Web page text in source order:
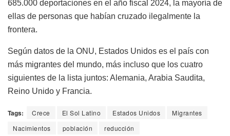
685.000 deportaciones en el año fiscal 2024, la mayoría de
ellas de personas que habían cruzado ilegalmente la
frontera.
Según datos de la ONU, Estados Unidos es el país con
más migrantes del mundo, más incluso que los cuatro
siguientes de la lista juntos: Alemania, Arabia Saudita,
Reino Unido y Francia.
Tags: Crece El Sol Latino Estados Unidos
Migrantes
Nacimientos
población reducción